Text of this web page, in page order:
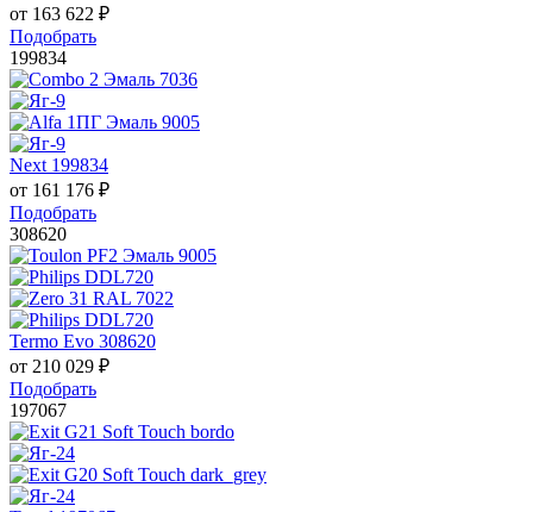
от 163 622 ₽
Подобрать
199834
Next 199834
от 161 176 ₽
Подобрать
308620
Termo Evo 308620
от 210 029 ₽
Подобрать
197067